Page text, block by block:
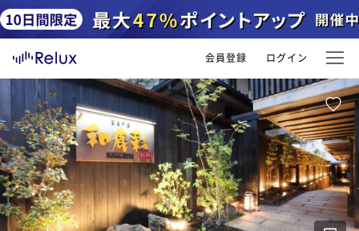
会員登録 ログイン